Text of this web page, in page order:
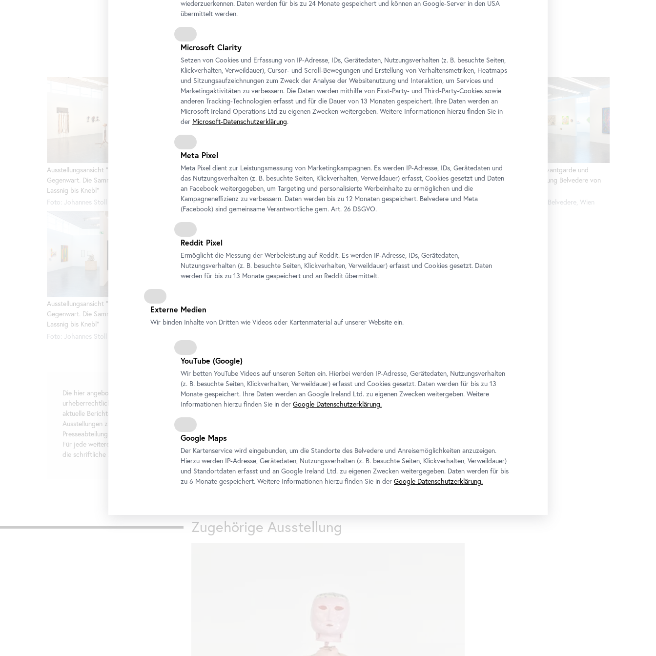
Tess Jaray, St. Stephen’s Way II, 1965
Foto: Johannes Stoll, Belvedere, Wien /
2020 Dauerleihgabe Österreichische
Ludwig-Stiftung, Wien / © Bildrecht, Wien
2021
Ausstellungsansicht "Avantgarde und
Gegenwart. Die Sammlung Belvedere von
Lassnig bis Knebl"
Foto: Johannes Stoll / Belvedere, Wien
Ausstellungsansicht "Avantgarde und
Gegenwart. Die Sammlung Belvedere von
Lassnig bis Knebl"
Foto: Johannes Stoll / Belvedere, Wien
Ausstellungsansicht "Avantgarde und
Gegenwart. Die Sammlung Belvedere von
Lassnig bis Knebl"
Foto: Johannes Stoll / Belvedere, Wien
Ausstellungsansicht "Avantgarde und
Gegenwart. Die Sammlung Belvedere von
Foto: Johannes Stoll / Belvedere, Wien
Ausstellungsansicht "Avantgarde und
Gegenwart. Die Sammlung Belvedere von
Lassnig bis Knebl"
Foto: Johannes Stoll / Belvedere, Wien
Gegenwart. Die Sammlung Belvedere von
Lassnig bis Knebl"
Die hier angebotenen Texte und Bilder sind
urheberrechtlich geschützt und stehen ausschließlich für
aktuelle Berichterstattung über die genannten
Ausstellungen zur freien Verfügung. Kontaktieren Sie die
Presseabteilung bezüglich der entsprechenden Bildrechte.
Für jede weitere Nutzung oder Weitergabe holen Sie bitte
die schriftliche Zustimmung des Presseteams ein.
Für weitere Informationen und Pressebilder wenden
Sie sich bitte an:
M:+43 664 800 141-185
E-Mail:i.jaeger@belvedere.at
Zugehörige Ausstellung
wiederzuerkennen. Daten werden für bis zu 24 Monate gespeichert und können an Google-Server in den USA
übermittelt werden.
Microsoft Clarity
Setzen von Cookies und Erfassung von IP-Adresse, IDs, Gerätedaten, Nutzungsverhalten (z. B. besuchte Seiten,
Klickverhalten, Verweildauer), Cursor- und Scroll-Bewegungen und Erstellung von Verhaltensmetriken, Heatmaps
und Sitzungsaufzeichnungen zum Zweck der Analyse der Websitenutzung und Interaktion, um Services und
Marketingaktivitäten zu verbessern. Die Daten werden mithilfe von First-Party- und Third-Party-Cookies sowie
anderen Tracking-Technologien erfasst und für die Dauer von 13 Monaten gespeichert. Ihre Daten werden an
Microsoft Ireland Operations Ltd zu eigenen Zwecken weitergeben. Weitere Informationen hierzu finden Sie in
der Microsoft-Datenschutzerklärung.
Meta Pixel
Meta Pixel dient zur Leistungsmessung von Marketingkampagnen. Es werden IP-Adresse, IDs, Gerätedaten und
das Nutzungsverhalten (z. B. besuchte Seiten, Klickverhalten, Verweildauer) erfasst, Cookies gesetzt und Daten
an Facebook weitergegeben, um Targeting und personalisierte Werbeinhalte zu ermöglichen und die
Kampagneneffizienz zu verbessern. Daten werden bis zu 12 Monaten gespeichert. Belvedere und Meta
(Facebook) sind gemeinsame Verantwortliche gem. Art. 26 DSGVO.
Reddit Pixel
Ermöglicht die Messung der Werbeleistung auf Reddit. Es werden IP-Adresse, IDs, Gerätedaten,
Nutzungsverhalten (z. B. besuchte Seiten, Klickverhalten, Verweildauer) erfasst und Cookies gesetzt. Daten
werden für bis zu 13 Monate gespeichert und an Reddit übermittelt.
Externe Medien
Wir binden Inhalte von Dritten wie Videos oder Kartenmaterial auf unserer Website ein.
YouTube (Google)
Wir betten YouTube Videos auf unseren Seiten ein. Hierbei werden IP-Adresse, Gerätedaten, Nutzungsverhalten
(z. B. besuchte Seiten, Klickverhalten, Verweildauer) erfasst und Cookies gesetzt. Daten werden für bis zu 13
Monate gespeichert. Ihre Daten werden an Google Ireland Ltd. zu eigenen Zwecken weitergeben. Weitere
Informationen hierzu finden Sie in der Google Datenschutzerklärung.
Google Maps
Der Kartenservice wird eingebunden, um die Standorte des Belvedere und Anreisemöglichkeiten anzuzeigen.
Hierzu werden IP-Adresse, Gerätedaten, Nutzungsverhalten (z. B. besuchte Seiten, Klickverhalten, Verweildauer)
und Standortdaten erfasst und an Google Ireland Ltd. zu eigenen Zwecken weitergegeben. Daten werden für bis
zu 6 Monate gespeichert. Weitere Informationen hierzu finden Sie in der Google Datenschutzerklärung.